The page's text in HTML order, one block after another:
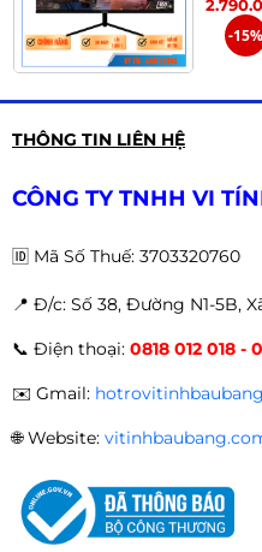
-15%
0.5ms
Màn
THÔNG TIN LIÊN HỆ
CÔNG TY TNHH VI
🆔 Mã Số Thuế: 3703320760
📍 Đ/c: Số 38, Đường N1-5B,
📞 Điện thoại: 0818 012 018 -
✉️ Gmail:
🌐Website: